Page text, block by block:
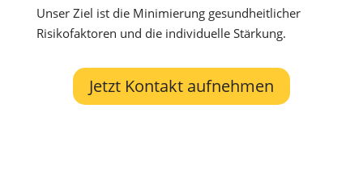
Unser Ziel ist die Minimierung gesundheitlicher
Risikofaktoren und die individuelle Stärkung.
Jetzt Kontakt aufnehmen